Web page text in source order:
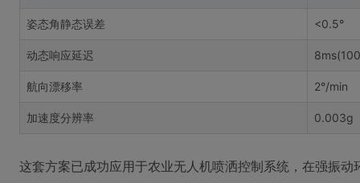
姿态角静态误差 <0.5°
动态响应延迟
航向漂移率 2°/min
加速度分辨率 0.003g
这套方案已成功应用于农业无人机喷洒控制系统，在强振